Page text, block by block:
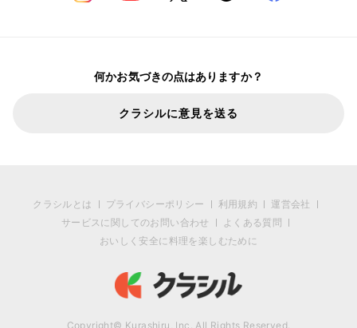
何かお気づきの点はありますか？
クラシルに意見を送る
クラシルとは プライバシーポリシー 利用規約
運営会社
サービスに関してのお問い合わせ
よくある質問
おいしく安全に料理を楽しむために
Copyright© Kurashiru, Inc. All Rights Reserved.